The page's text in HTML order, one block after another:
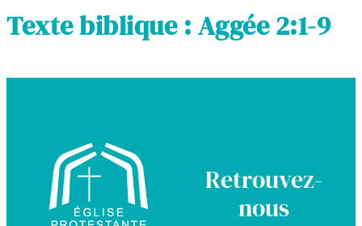
Texte biblique : Aggée 2:1-9
Retrouvez-
nous